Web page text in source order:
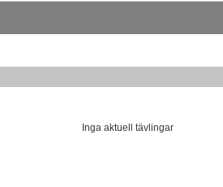
Inga aktuell tävlingar